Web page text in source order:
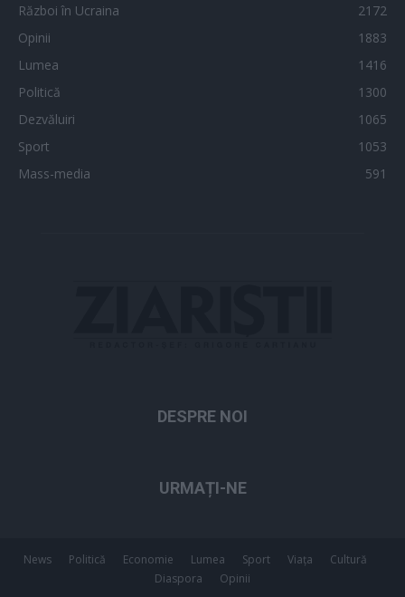
Război în Ucraina
2172
Opinii
1883
Lumea
1416
Politică
1300
Dezvăluiri
1065
Sport
1053
Mass-media
591
DESPRE NOI
URMAȚI-NE
News Politică Economie Lumea Sport Viața
Cultură
Diaspora
Opinii